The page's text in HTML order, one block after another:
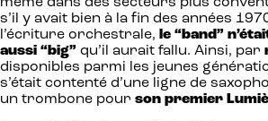
s’il y avait bien à la fin des années
l’écriture orchestrale, le “band”
aussi “big” qu’il aurait fallu. Ainsi, par
disponibles parmi les jeunes
s’était contenté d’une ligne de
un trombone pour son premier